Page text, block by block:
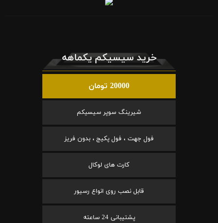
خرید سیسیکم یکماهه
20000 تومان
شیرینگ سوپر سیسیکم
فول جهت ، فول پکیج ، بدون فریز
کارت های لوکال
قابل نصب روی انواع رسیور
پشتیبانی 24 ساعته